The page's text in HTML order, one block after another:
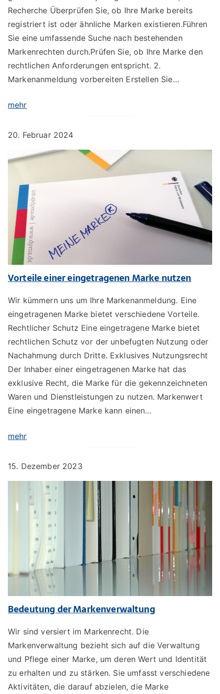
Recherche Überprüfen Sie, ob Ihre Marke bereits
registriert ist oder ähnliche Marken existieren.Führen
Sie eine umfassende Suche nach bestehenden
Markenrechten durch.Prüfen Sie, ob Ihre Marke den
rechtlichen Anforderungen entspricht. 2.
Markenanmeldung vorbereiten Erstellen Sie…
mehr
20. Februar 2024
Vorteile einer eingetragenen Marke nutzen
Wir kümmern uns um Ihre Markenanmeldung. Eine
eingetragenen Marke bietet verschiedene Vorteile.
Rechtlicher Schutz Eine eingetragene Marke bietet
rechtlichen Schutz vor der unbefugten Nutzung oder
Nachahmung durch Dritte. Exklusives Nutzungsrecht
Der Inhaber einer eingetragenen Marke hat das
exklusive Recht, die Marke für die gekennzeichneten
Waren und Dienstleistungen zu nutzen. Markenwert
Eine eingetragene Marke kann einen…
mehr
15. Dezember 2023
Bedeutung der Markenverwaltung
Wir sind versiert im Markenrecht. Die
Markenverwaltung bezieht sich auf die Verwaltung
und Pflege einer Marke, um deren Wert und Identität
zu erhalten und zu stärken. Sie umfasst verschiedene
Aktivitäten, die darauf abzielen, die Marke